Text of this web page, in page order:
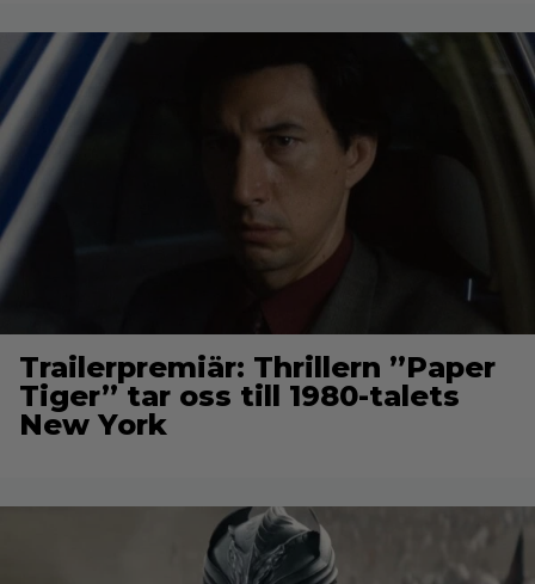
Trailerpremiär: Thrillern ”Paper
Tiger” tar oss till 1980-talets
New York